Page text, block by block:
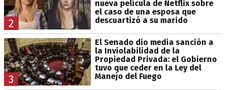
2
nueva película de Netflix sobre
el caso de una esposa que
descuartizó a su marido
3
El Senado dio media sanción a
la Inviolabilidad de la
Propiedad Privada: el Gobierno
tuvo que ceder en la Ley del
Manejo del Fuego